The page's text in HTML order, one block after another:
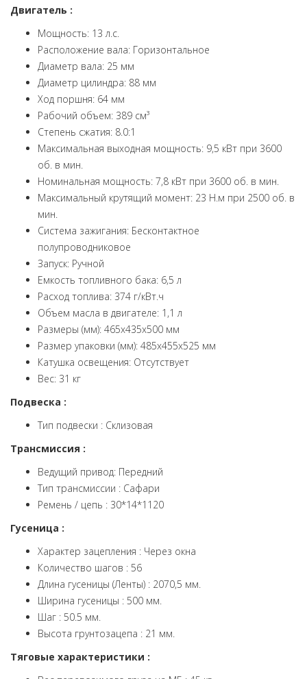
Двигатель :
Мощность: 13 л.с.
Расположение вала: Горизонтальное
Диаметр вала: 25 мм
Диаметр цилиндра: 88 мм
Ход поршня: 64 мм
Рабочий объем: 389 см³
Степень сжатия: 8.0:1
Максимальная выходная мощность: 9,5 кВт при 3600
об. в мин.
Номинальная мощность: 7,8 кВт при 3600 об. в мин.
Максимальный крутящий момент: 23 Н.м при 2500 об. в
мин.
Система зажигания: Бесконтактное
полупроводниковое
Запуск: Ручной
Емкость топливного бака: 6,5 л
Расход топлива: 374 г/кВт.ч
Объем масла в двигателе: 1,1 л
Размеры (мм): 465х435х500 мм
Размер упаковки (мм): 485х455х525 мм
Катушка освещения: Отсутствует
Вес: 31 кг
Подвеска :
Тип подвески : Склизовая
Трансмиссия :
Ведущий привод: Передний
Тип трансмиссии : Сафари
Ремень / цепь : 30*14*1120
Гусеница :
Характер зацепления : Через окна
Количество шагов : 56
Длина гусеницы (Ленты) : 2070,5 мм.
Ширина гусеницы : 500 мм.
Шаг : 50.5 мм.
Высота грунтозацепа : 21 мм.
Тяговые характеристики :